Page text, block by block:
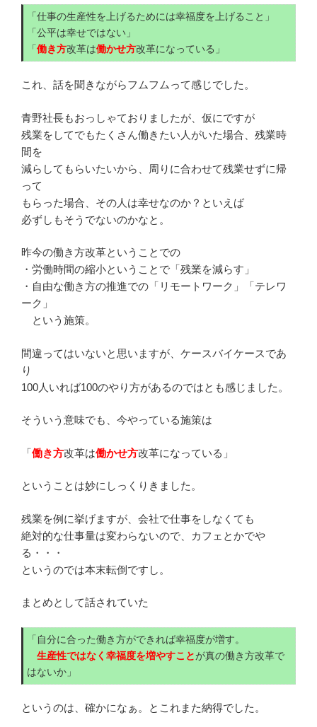
「仕事の生産性を上げるためには幸福度を上げること」
「公平は幸せではない」
「働き方改革は働かせ方改革になっている」
これ、話を聞きながらフムフムって感じでした。
青野社長もおっしゃておりましたが、仮にですが
残業をしてでもたくさん働きたい人がいた場合、残業時
間を
減らしてもらいたいから、周りに合わせて残業せずに帰
って
もらった場合、その人は幸せなのか？といえば
必ずしもそうでないのかなと。
昨今の働き方改革ということでの
・労働時間の縮小ということで「残業を減らす」
・自由な働き方の推進での「リモートワーク」「テレワ
ーク」
という施策。
間違ってはいないと思いますが、ケースバイケースであ
り
100人いれば100のやり方があるのではとも感じました。
そういう意味でも、今やっている施策は
「働き方改革は働かせ方改革になっている」
ということは妙にしっくりきました。
残業を例に挙げますが、会社で仕事をしなくても
絶対的な仕事量は変わらないので、カフェとかでや
る・・・
というのでは本末転倒ですし。
まとめとして話されていた
「自分に合った働き方ができれば幸福度が増す。
生産性ではなく幸福度を増やすことが真の働き方改革で
はないか」
というのは、確かになぁ。とこれまた納得でした。